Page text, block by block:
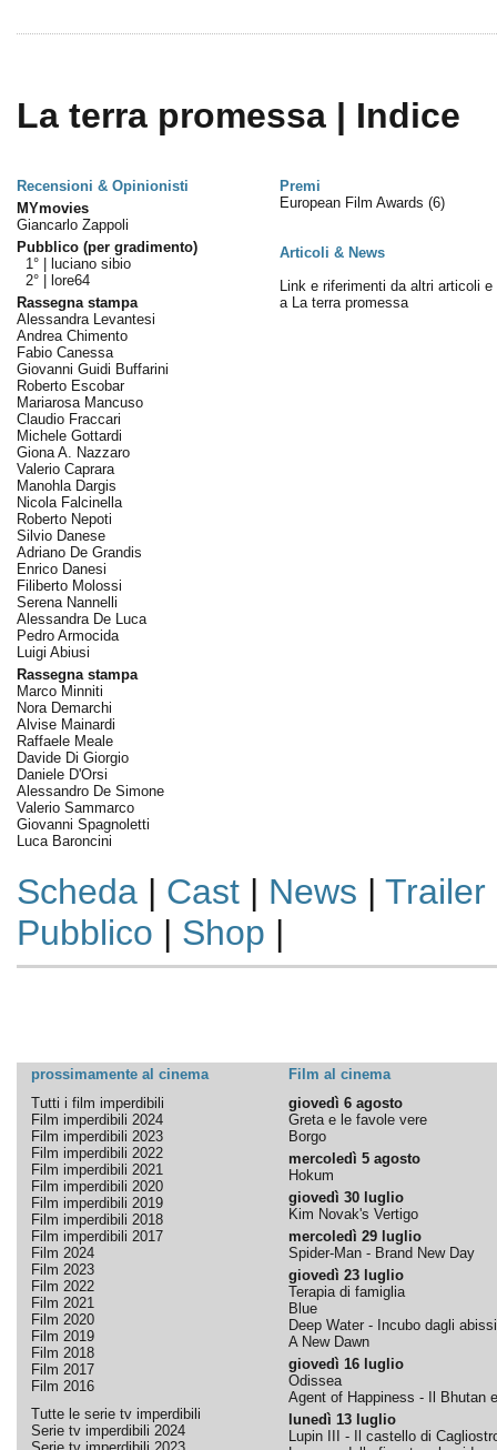
La terra promessa | Indice
Recensioni & Opinionisti
Premi
MYmovies
Giancarlo Zappoli
Pubblico (per gradimento)
1° |
luciano sibio
2° |
lore64
Rassegna stampa
Alessandra Levantesi
Andrea Chimento
Fabio Canessa
Giovanni Guidi Buffarini
Roberto Escobar
Mariarosa Mancuso
Claudio Fraccari
Michele Gottardi
Giona A. Nazzaro
Valerio Caprara
Manohla Dargis
Nicola Falcinella
Roberto Nepoti
Silvio Danese
Adriano De Grandis
Enrico Danesi
Filiberto Molossi
Serena Nannelli
Alessandra De Luca
Pedro Armocida
Luigi Abiusi
Rassegna stampa
Marco Minniti
Nora Demarchi
Alvise Mainardi
Raffaele Meale
Davide Di Giorgio
Daniele D'Orsi
Alessandro De Simone
Valerio Sammarco
Giovanni Spagnoletti
Luca Baroncini
European Film Awards (6)
Articoli & News
Link e riferimenti da altri articoli e
a La terra promessa
Scheda| Cast| News | Trailer
Pubblico | Shop |
prossimamente al cinema
Film al cinema
Tutti i film imperdibili
Film imperdibili 2024
Film imperdibili 2023
Film imperdibili 2022
Film imperdibili 2021
Film imperdibili 2020
Film imperdibili 2019
Film imperdibili 2018
Film imperdibili 2017
Film 2024
Film 2023
Film 2022
Film 2021
Film 2020
Film 2019
Film 2018
Film 2017
Film 2016
Tutte le serie tv imperdibili
Serie tv imperdibili 2024
giovedì 6 agosto
Greta e le favole vere
Borgo
mercoledì 5 agosto
Hokum
giovedì 30 luglio
Kim Novak's Vertigo
mercoledì 29 luglio
Spider-Man - Brand New Day
giovedì 23 luglio
Terapia di famiglia
Blue
Deep Water - Incubo dagli abissi
A New Dawn
giovedì 16 luglio
Odissea
Agent of Happiness - Il Bhutan
lunedì 13 luglio
Lupin III - Il castello di